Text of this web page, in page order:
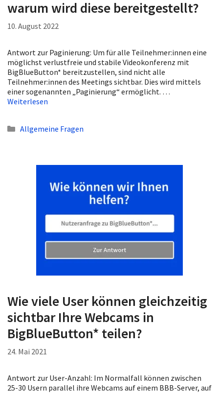
warum wird diese bereitgestellt?
10. August 2022
Antwort zur Paginierung: Um für alle Teilnehmer:innen eine
möglichst verlustfreie und stabile Videokonferenz mit
BigBlueButton* bereitzustellen, sind nicht alle
Teilnehmer:innen des Meetings sichtbar. Dies wird mittels
einer sogenannten „Paginierung“ ermöglicht. …
Weiterlesen
Kategorien
Allgemeine Fragen
Wie viele User können gleichzeitig
sichtbar Ihre Webcams in
BigBlueButton* teilen?
24. Mai 2021
Antwort zur User-Anzahl: Im Normalfall können zwischen
25-30 Usern parallel ihre Webcams auf einem BBB-Server, auf